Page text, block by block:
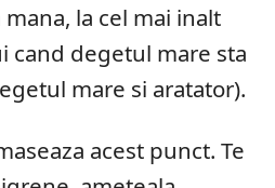
la cel mai inalt
cand degetul mare sta
mare si aratator).
acest punct. Te